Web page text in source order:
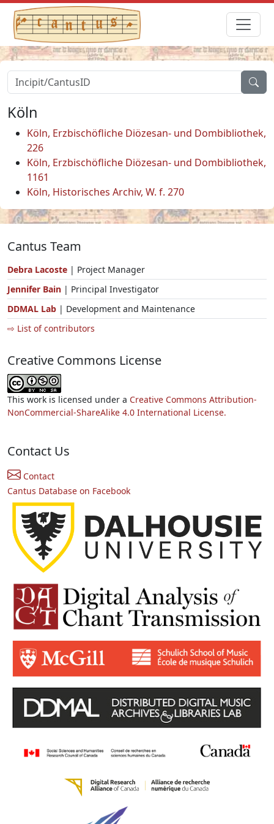
Köln
Köln, Erzbischöfliche Diözesan- und Dombibliothek,
226
Köln, Erzbischöfliche Diözesan- und Dombibliothek,
1161
Köln, Historisches Archiv, W. f. 270
Cantus Team
Debra Lacoste | Project Manager
Jennifer Bain | Principal Investigator
DDMAL Lab | Development and Maintenance
⇨ List of contributors
Creative Commons License
This work is licensed under a Creative Commons Attribution-
NonCommercial-ShareAlike 4.0 International License.
Contact Us
Contact
Cantus Database on Facebook